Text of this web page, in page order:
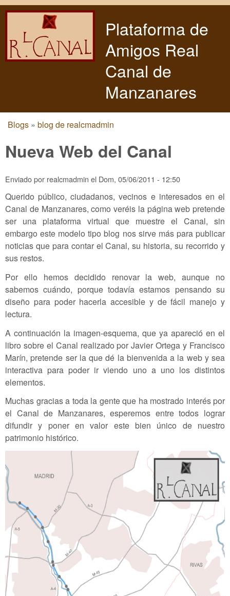
Pasar al contenido principal
Plataforma de
Amigos Real
Canal de
Manzanares
Usted está aquí
Blogs » blog de realcmadmin
Nueva Web del Canal
Enviado por realcmadmin el Dom, 05/06/2011 - 12:50
Querido público, ciudadanos, vecinos e interesados en el
Canal de Manzanares, como veréis la página web pretende
ser una plataforma virtual que muestre el Canal, sin
embargo este modelo tipo blog nos sirve más para publicar
noticias que para contar el Canal, su historia, su recorrido y
sus restos.
Por ello hemos decidido renovar la web, aunque no
sabemos cuándo, porque todavía estamos pensando su
diseño para poder hacerla accesible y de fácil manejo y
lectura.
A continuación la imagen-esquema, que ya apareció en el
libro sobre el Canal realizado por Javier Ortega y Francisco
Marín, pretende ser la que dé la bienvenida a la web y sea
interactiva para poder ir viendo uno a uno los distintos
elementos.
Muchas gracias a toda la gente que ha mostrado interés por
el Canal de Manzanares, esperemos entre todos lograr
difundir y poner en valor este bien único de nuestro
patrimonio histórico.